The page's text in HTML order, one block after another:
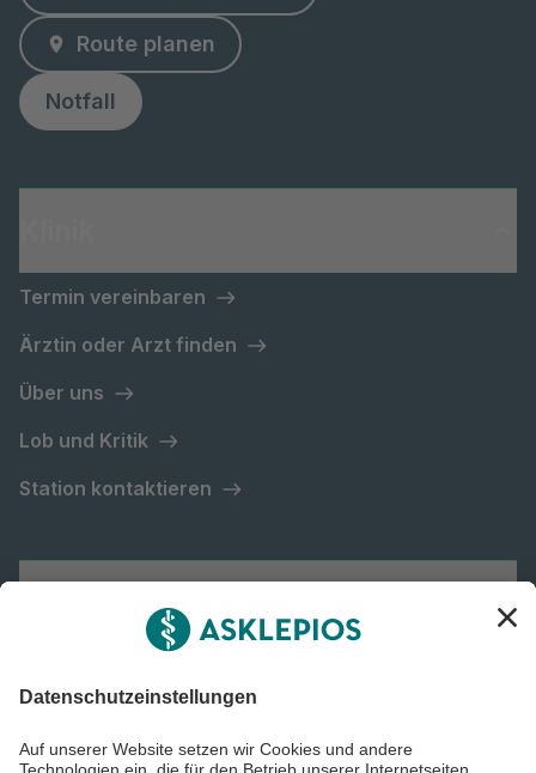
Route planen
Notfall
Termin vereinbaren
Ärztin oder Arzt finden
Über uns
Lob und Kritik
Station kontaktieren
Asklepios Gruppe